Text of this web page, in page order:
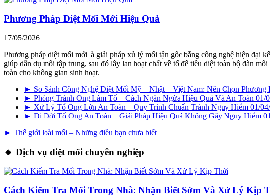
Phương Pháp Diệt Mối Mới Hiệu Quả
17/05/2026
Phương pháp diệt mối mới là giải pháp xử lý mối tận gốc bằng công nghệ hiện đại
giúp dẫn dụ mối tập trung, sau đó lây lan hoạt chất về tổ để tiêu diệt toàn bộ đàn
toàn cho không gian sinh hoạt.
► So Sánh Công Nghệ Diệt Mối Mỹ – Nhật – Việt Nam: Nên Chọn Phương
► Phòng Tránh Ong Làm Tổ – Cách Ngăn Ngừa Hiệu Quả Và An Toàn 01/
► Xử Lý Tổ Ong Lớn An Toàn – Quy Trình Chuẩn Tránh Nguy Hiểm 01/
► Di Dời Tổ Ong An Toàn – Giải Pháp Hiệu Quả Không Gây Nguy Hiểm
► Thế giới loài mối – Những điều bạn chưa biết
🔸 Dịch vụ diệt mối chuyên nghiệp
Cách Kiểm Tra Mối Trong Nhà: Nhận Biết Sớm Và Xử Lý Kịp